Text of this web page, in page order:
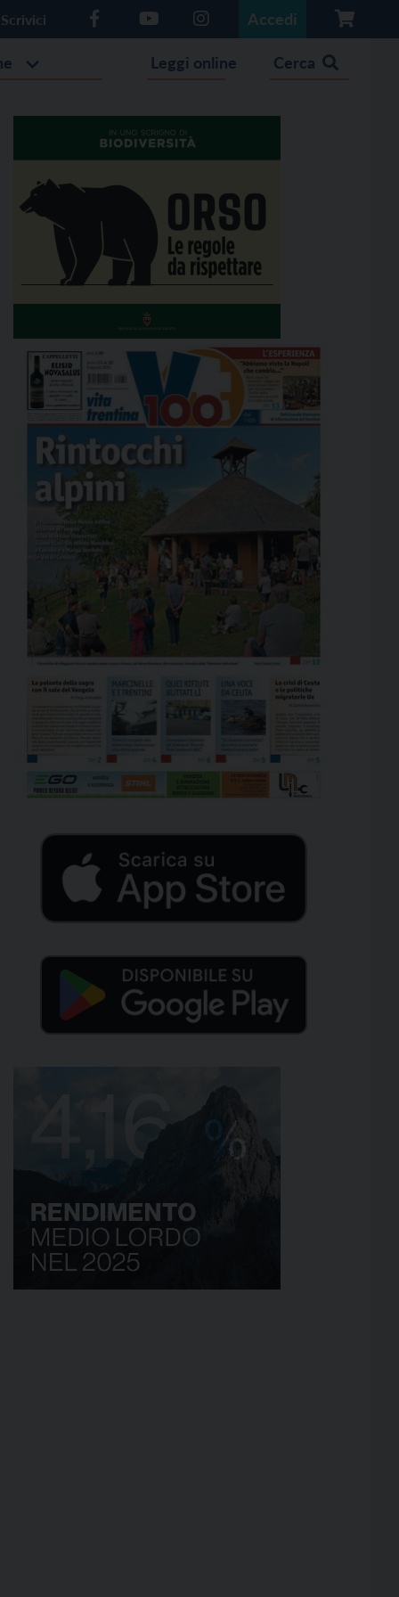
Scrivici Accedi
Leggi online Cerca